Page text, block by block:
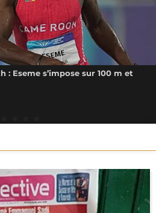
: Eseme s’impose sur 100 m et